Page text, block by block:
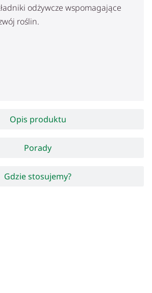
Opis produktu
Porady
Gdzie stosujemy?
odżywcze wspomagające
roślin.